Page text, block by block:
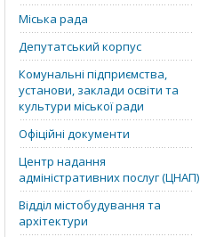
Міська рада
Депутатський корпус
Комунальні підприємства,
установи, заклади освіти та
культури міської ради
Офіційні документи
Центр надання
адміністративних послуг (ЦНАП)
Відділ містобудування та
архітектури